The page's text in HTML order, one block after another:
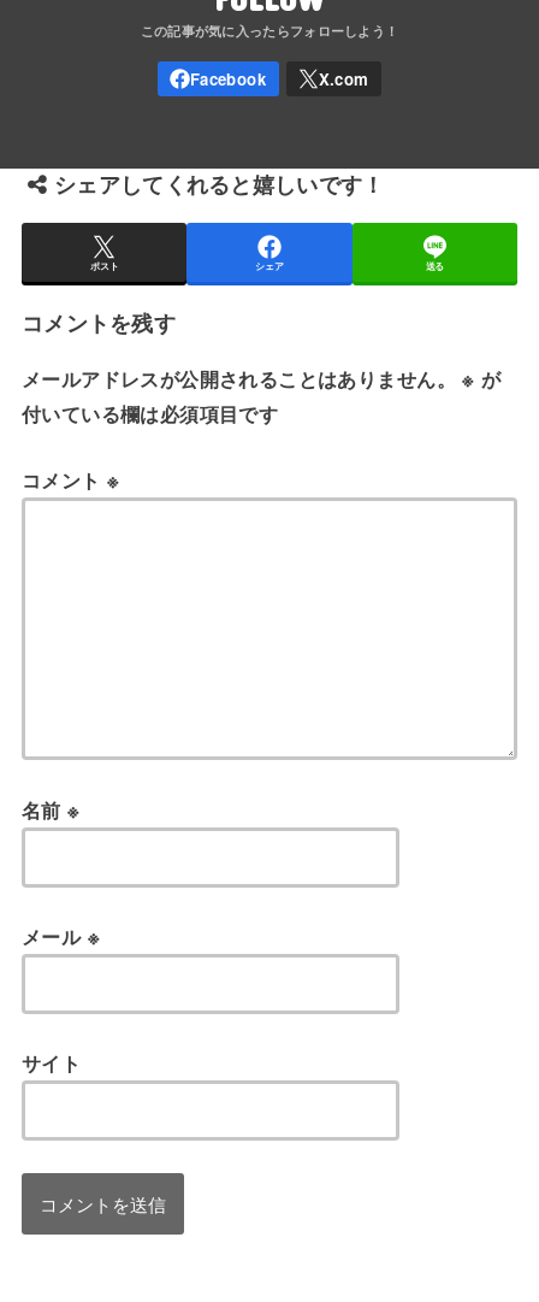
シェアしてくれると嬉しいです！
ポスト シェア 送る
コメントを残す
メールアドレスが公開されることはありません。 ※ が
付いている欄は必須項目です
コメント ※
名前※
メール ※
サイト